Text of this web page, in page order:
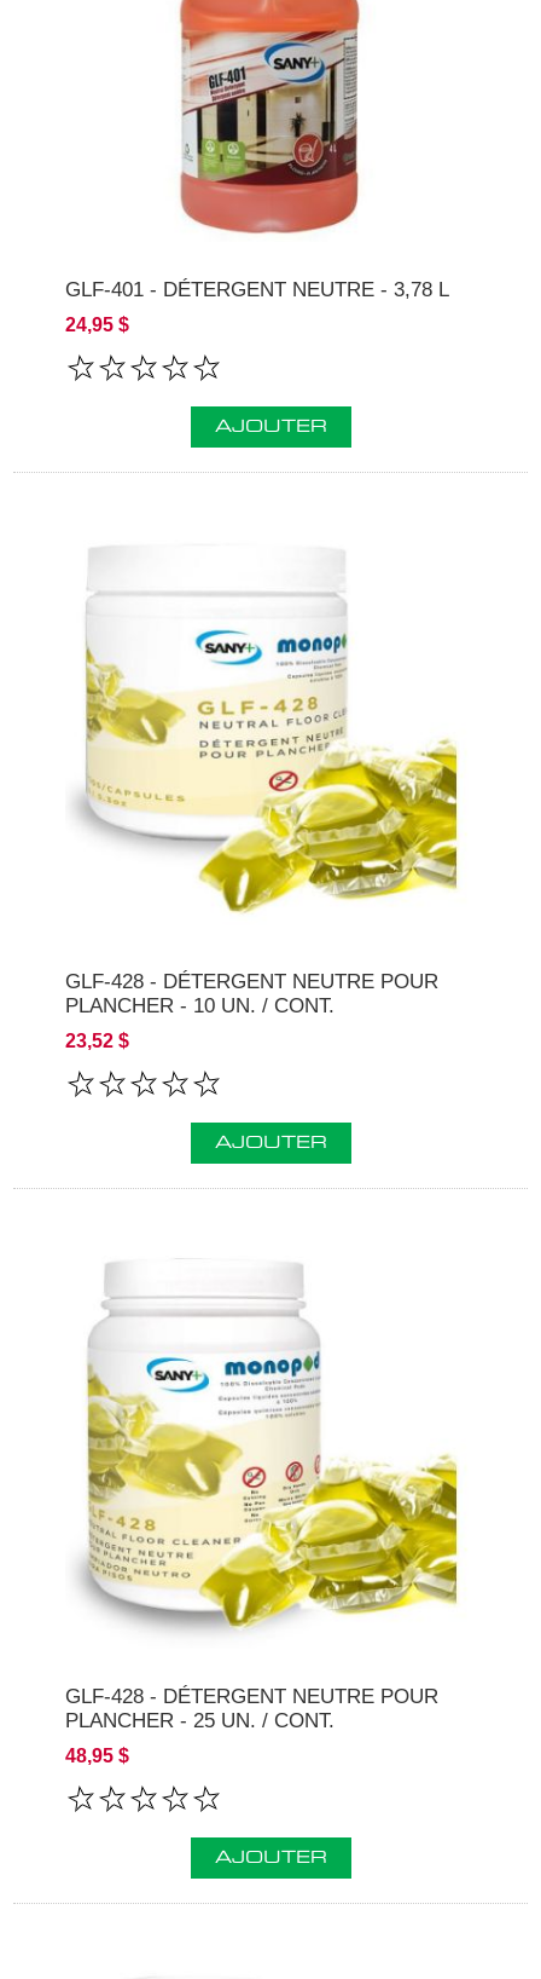
GLF-401 - DÉTERGENT NEUTRE - 3,78 L
24,95 $
AJOUTER
GLF-428 - DÉTERGENT NEUTRE POUR
PLANCHER - 10 UN. / CONT.
23,52 $
AJOUTER
GLF-428 - DÉTERGENT NEUTRE POUR
PLANCHER - 25 UN. / CONT.
48,95 $
AJOUTER